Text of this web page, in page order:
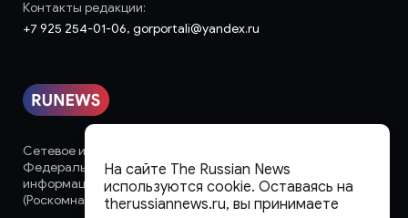
Сетевое издание «runews» (18+) зарегистрировано в
Федеральной службе по надзору в сфере связи,
информационных технологий и массовых коммуникаций
(Роскомнадзор)
Контакты редакции:
+7 925 254-01-06, gorportali@yandex.ru
На сайте The Russian News
используются cookie. Оставаясь на
therussiannews.ru, вы принимаете